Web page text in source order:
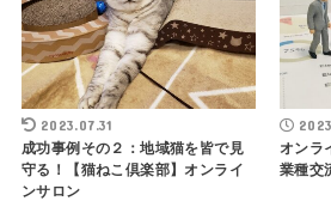
2023.07.31
成功事例その２：地域猫を皆で見
守る！【猫ねこ倶楽部】オンライ
ンサロン
オンラ
業種交